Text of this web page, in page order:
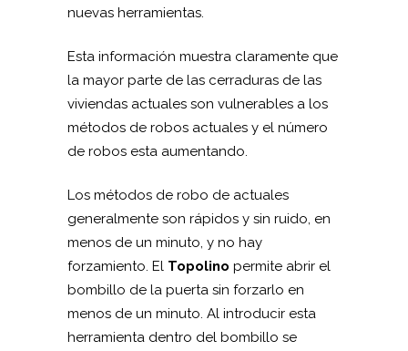
nuevas herramientas.
Esta información muestra claramente que
la mayor parte de las cerraduras de las
viviendas actuales son vulnerables a los
métodos de robos actuales y el número
de robos esta aumentando.
Los métodos de robo de actuales
generalmente son rápidos y sin ruido, en
menos de un minuto, y no hay
forzamiento. El Topolino permite abrir el
bombillo de la puerta sin forzarlo en
menos de un minuto. Al introducir esta
herramienta dentro del bombillo se